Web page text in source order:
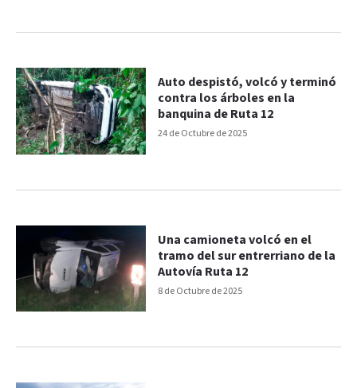
24 de Octubre de 2025
Auto despistó, volcó y terminó
contra los árboles en la
banquina de Ruta 12
8 de Octubre de 2025
Una camioneta volcó en el
tramo del sur entrerriano de la
Autovía Ruta 12